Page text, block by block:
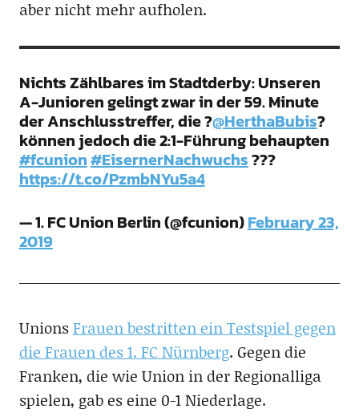
aber nicht mehr aufholen.
Nichts Zählbares im Stadtderby: Unseren
A-Junioren gelingt zwar in der 59. Minute
der Anschlusstreffer, die ?@HerthaBubis?
können jedoch die 2:1-Führung behaupten
#fcunion#EisernerNachwuchs???
https://t.co/PzmbNYu5a4
— 1. FC Union Berlin (@fcunion)February 23,
2019
UnionsFrauen bestritten ein Testspiel gegen
die Frauen des 1. FC Nürnberg. Gegen die
Franken, die wie Union in der Regionalliga
spielen, gab es eine 0-1 Niederlage.